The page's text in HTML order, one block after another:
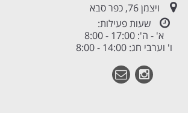
ויצמן 76, כפר סבא
שעות פעילות:
א' - ה': 17:00 - 8:00
ו' וערבי חג: 14:00 - 8:00